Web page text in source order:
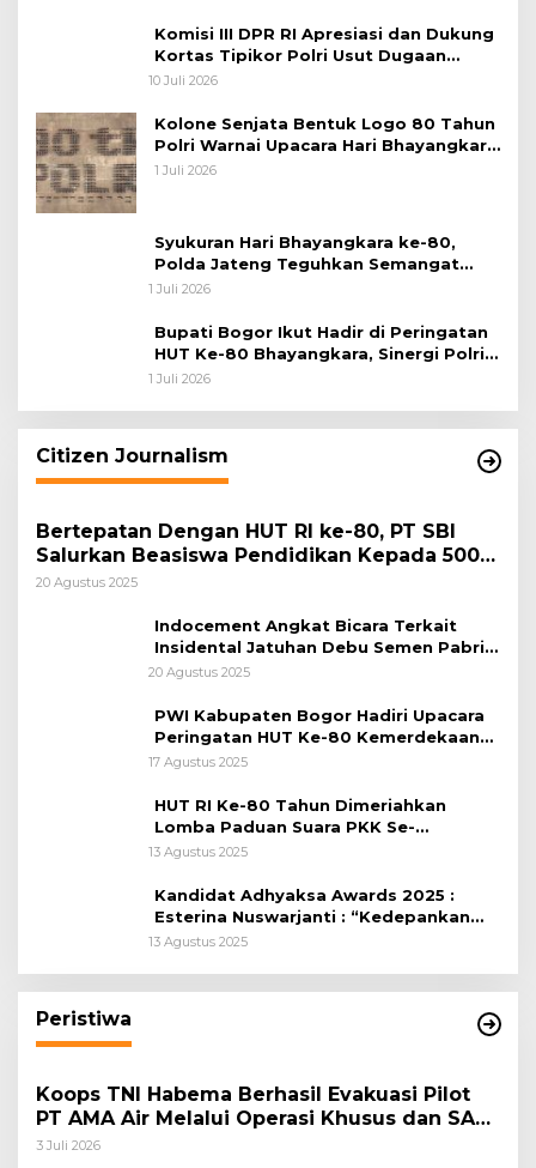
Komisi III DPR RI Apresiasi dan Dukung
Kortas Tipikor Polri Usut Dugaan
Korupsi Batu Bara
10 Juli 2026
Kolone Senjata Bentuk Logo 80 Tahun
Polri Warnai Upacara Hari Bhayangkara
ke-80
1 Juli 2026
Syukuran Hari Bhayangkara ke-80,
Polda Jateng Teguhkan Semangat
Pengabdian dan Pererat Kebersamaan
1 Juli 2026
Bupati Bogor Ikut Hadir di Peringatan
HUT Ke-80 Bhayangkara, Sinergi Polri
dan Pemkab Bogor Jadi Kunci Menjaga
1 Juli 2026
Citizen Journalism
Bertepatan Dengan HUT RI ke-80, PT SBI
Salurkan Beasiswa Pendidikan Kepada 500
Pelajar
20 Agustus 2025
Indocement Angkat Bicara Terkait
Insidental Jatuhan Debu Semen Pabrik
Citeureup
20 Agustus 2025
PWI Kabupaten Bogor Hadiri Upacara
Peringatan HUT Ke-80 Kemerdekaan
RI, di Lapangan Tegar Beriman
17 Agustus 2025
HUT RI Ke-80 Tahun Dimeriahkan
Lomba Paduan Suara PKK Se-
Kabupaten Bogor
13 Agustus 2025
Kandidat Adhyaksa Awards 2025 :
Esterina Nuswarjanti : “Kedepankan
Keadilan Restoratif Wujudkan
13 Agustus 2025
Peristiwa
Koops TNI Habema Berhasil Evakuasi Pilot
PT AMA Air Melalui Operasi Khusus dan SAR
Taktis
3 Juli 2026